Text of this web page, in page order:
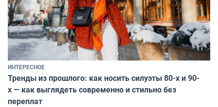
ИНТЕРЕСНОЕ
Тренды из прошлого: как носить силуэты 80-х и 90-
х — как выглядеть современно и стильно без
переплат